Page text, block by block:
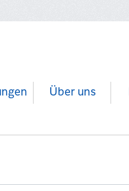
Über uns